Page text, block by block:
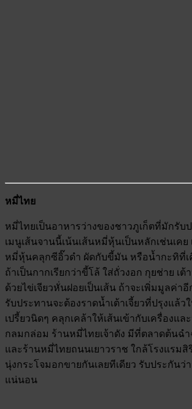
หมี่ไทย
หมี่ไทยเป็นอาหารว่างของชาวภูเก็ตที่มักรับ
เมนูเส้นจานนี้เน้นเส้นหมี่หุ้นเป็นหลักเช่นเคย
หมี่หุ้นคลุกซีอิ๊วดำ ผัดกับขี้มัน หรือน้ำกะทิที่เ
ถ้าเป็นกากเรียกว่าขี้โล้ ใส่ถั่วงอก กุยช่าย เต้
ด้วยไข่เจียวหั่นฝอยเป็นเส้น ถ้าจะเพิ่มมูลค่าอี
รับประทานจะต้องราดน้ำเต้าเจี้ยวที่ปรุงแล้ว
เปรี้ยวนิดๆ คลุกเคล้าให้เส้นเข้ากับเครื่องแ
กลมกล่อม ร้านหมี่ไทยเจ้าดัง มีที่ตลาดต้นฉ
และร้านหมี่ไทยถนนเยาวราช ใกล้โรงแรม
นุ่งกระโจมอกขายกันเลยทีเดียว รับประกันว่
แน่นอน